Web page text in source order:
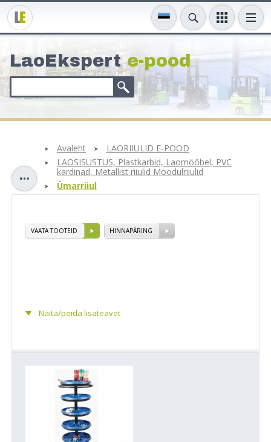
LaoEksperte-pood
Avaleht
LAORIIULID E-POOD
LAOSISUSTUS, Plastkarbid, Laomööbel, PVC
kardinad, Metallist riiulid Moodulriiulid
Ümarriiul
VAATA TOOTEID HINNAPÄRING
Näita/peida lisateavet